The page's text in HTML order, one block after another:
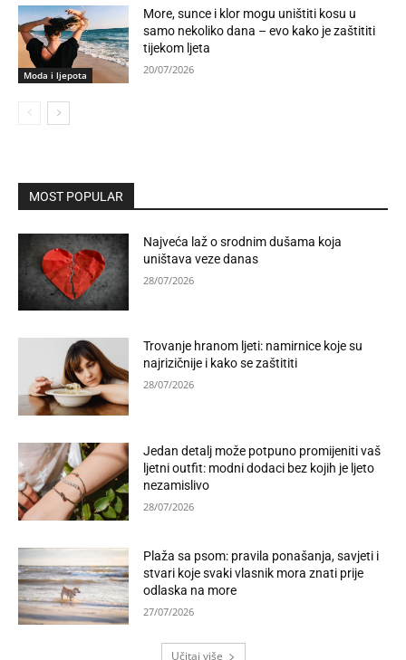
Moda i ljepota
More, sunce i klor mogu uništiti kosu u
samo nekoliko dana – evo kako je zaštititi
tijekom ljeta
20/07/2026
MOST POPULAR
Najveća laž o srodnim dušama koja
uništava veze danas
28/07/2026
Trovanje hranom ljeti: namirnice koje su
najrizičnije i kako se zaštititi
28/07/2026
Jedan detalj može potpuno promijeniti vaš
ljetni outfit: modni dodaci bez kojih je ljeto
nezamislivo
28/07/2026
Plaža sa psom: pravila ponašanja, savjeti i
stvari koje svaki vlasnik mora znati prije
odlaska na more
27/07/2026
Učitaj više